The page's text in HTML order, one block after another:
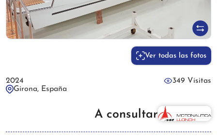
Ver todas las fotos
2024
349 Visitas
Girona, España
A consultar